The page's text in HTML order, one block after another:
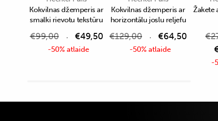
Kokvilnas džemperis ar
smalki rievotu tekstūru
€99,00 €49,50
-50% atlaide
Kokvilnas džemperis ar
horizontālu joslu reljefu
€129,00 €64,50
-50% atlaide
Žakete
€
-